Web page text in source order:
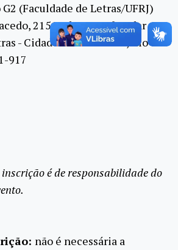
(Faculdade de Letras/UFRJ)
2151, Bloco G, 2º andar -
- Cidade Universitária, Rio de
917
é de responsabilidade do
não é necessária a